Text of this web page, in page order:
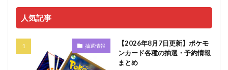
人気記事
抽選情報
【2026年8月7日更新】ポケモ
ンカード各種の抽選・予約情報
まとめ